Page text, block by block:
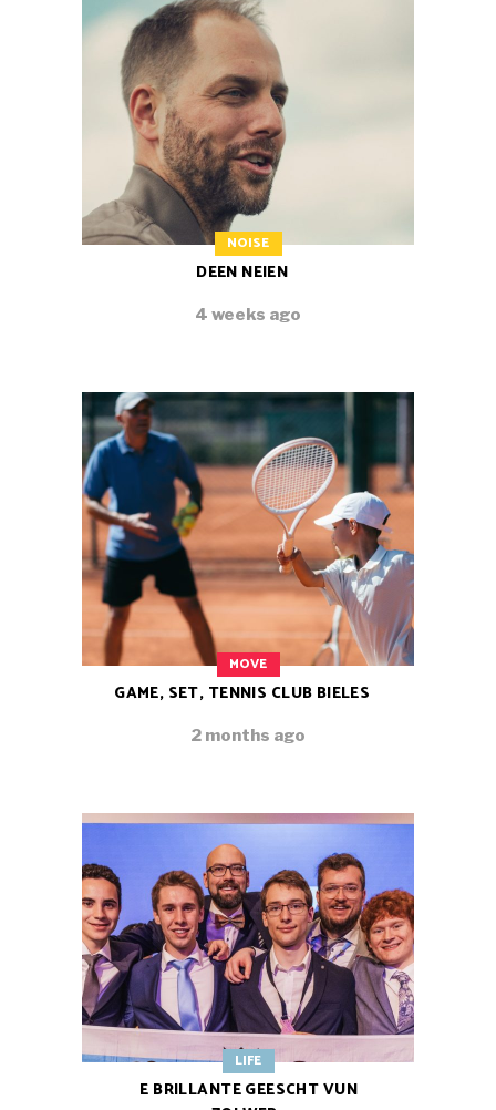
NOISE
DEEN NEIEN
4 weeks ago
MOVE
GAME, SET, TENNIS CLUB BIELES
2 months ago
LIFE
E BRILLANTE GEESCHT VUN